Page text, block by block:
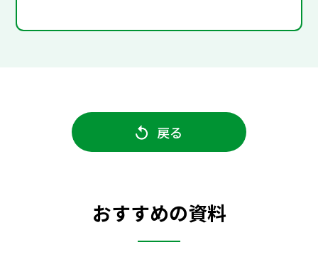
戻る
おすすめの資料